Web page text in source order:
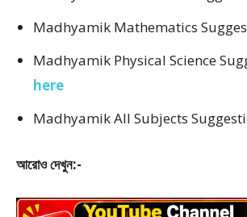
Madhyamik Mathematics
Madhyamik Physical Science
here
Madhyamik All Subjects
আরোও দেখুন:-